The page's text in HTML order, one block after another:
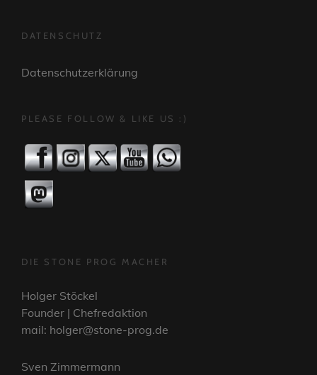
DATENSCHUTZ
Datenschutzerklärung
PLEASE FOLLOW & LIKE US :)
DIE STONE PROG MACHER
Holger Stöckel
Founder | Chefredaktion
mail: holger@stone-prog.de
Sven Zimmermann